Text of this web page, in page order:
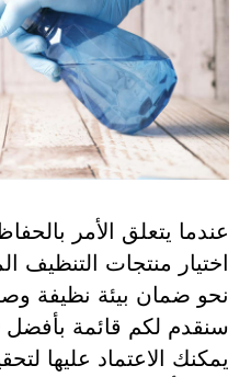
عندما يتعلق الأمر
اختيار منتجات التنظيف
نحو ضمان بيئة نظيفة
يمكنك الاعتماد عليها